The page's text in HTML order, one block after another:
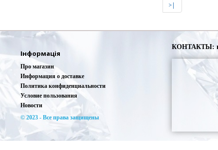
>|
Інформація
Про магазин
Информация о доставке
Политика конфиденциальности
Условие пользования
Новости
КОНТАКТЫ: г.
© 2023 - Все права защищены